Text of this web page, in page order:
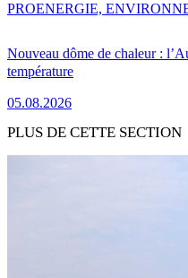
Nouveau dôme de chaleur :
température
05.08.2026
PROENERGIE,
PLUS DE CETTE SECTION